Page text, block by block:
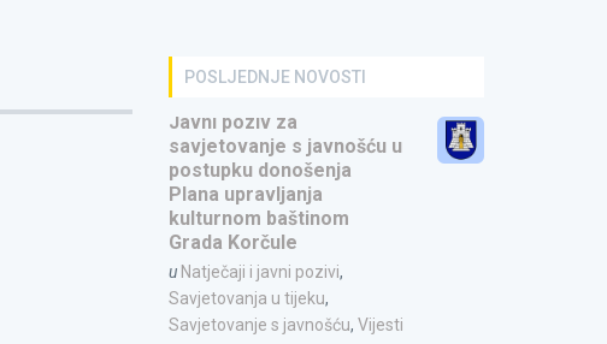
POSLJEDNJE NOVOSTI
Javni poziv za
savjetovanje s javnošću u
postupku donošenja
Plana upravljanja
kulturnom baštinom
Grada Korčule
u Natječaji i javni pozivi,
Savjetovanja u tijeku,
Savjetovanje s javnošću, Vijesti